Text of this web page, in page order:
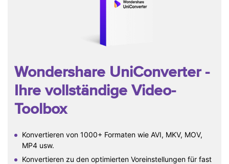
Wondershare UniConverter -
Ihre vollständige Video-
Toolbox
Konvertieren von 1000+ Formaten wie AVI, MKV, MOV,
MP4 usw.
Konvertieren zu den optimierten Voreinstellungen für fast